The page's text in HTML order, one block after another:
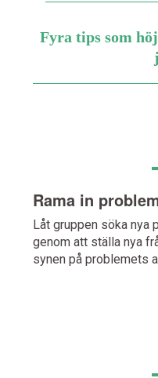
Fyra tips som
Rama in
Låt gruppen söka
genom att ställa nya
synen på problemets